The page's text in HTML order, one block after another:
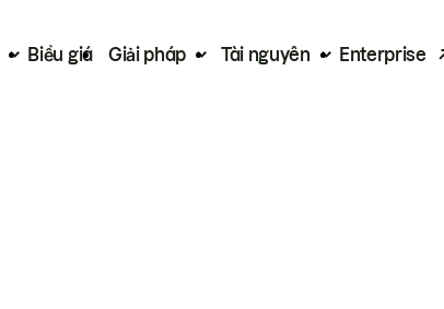
Biểu giá Giải pháp Tài nguyên Enterprise